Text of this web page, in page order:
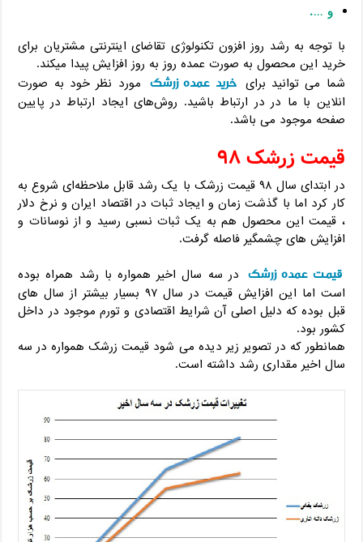
و ….
با توجه به رشد روز افزون تکنولوژی تقاضای اینترنتی مشتریان برای
خرید این محصول به صورت عمده روز به روز افزایش پیدا میکند.
شما می توانید برای خرید عمده زرشک مورد نظر خود به صورت
انلاین با ما در در ارتباط باشید. روش‌های ایجاد ارتباط در پایین
صفحه موجود می باشد.
قیمت زرشک ۹۸
در ابتدای سال ۹۸ قیمت زرشک با یک رشد قابل ملاحظه‌ای شروع به
کار کرد اما با گذشت زمان و ایجاد ثبات در اقتصاد ایران و نرخ دلار
، قیمت این محصول هم به یک ثبات نسبی رسید و از نوسانات و
افزایش های چشمگیر فاصله گرفت.
قیمت عمده زرشک در سه سال اخیر همواره با رشد همراه بوده
است اما این افزایش قیمت در سال ۹۷ بسیار بیشتر از سال های
قبل بوده که دلیل اصلی آن شرایط اقتصادی و تورم موجود در داخل
کشور بود.
همانطور که در تصویر زیر دیده می شود قیمت زرشک همواره در سه
سال اخیر مقداری رشد داشته است.